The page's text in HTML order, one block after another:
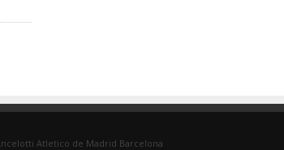
Atletico de Madrid Barcelona